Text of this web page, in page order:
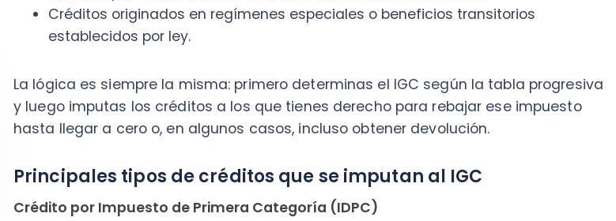
Cuando eres socio, accionista o empresario individual, las utilidades que retiras o
los dividendos que recibes ya pagaron Impuesto de Primera Categoría en la
para evitar doble tributación.
De manera muy resumida, el proceso es:
Ese impuesto se registra en elRegistro SAC como crédito acumulado.
Cuando se distribuyen utilidades, se asigna una parte del crédito por
cada retiro o dividendo.